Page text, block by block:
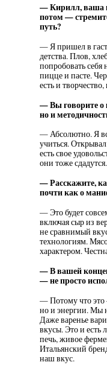
— Кирилл, ваша
потом —
путь?
— Я пришел в
детства. Плов,
попробовать себя
пицце и пасте.
есть и
— Вы говорите о
но и
— Абсолютно. Я
учиться.
есть свое
они тоже сдадутся.
— Расскажите,
почти как о
— Это будет
включая сыр из
не сравнимый
технологиям.
характером.
— В вашей
— не просто
— Потому что это
но и энергии. Мы
Даже варенье
вкусы. Это и есть
печь, живое
Итальянский
наш вкус.